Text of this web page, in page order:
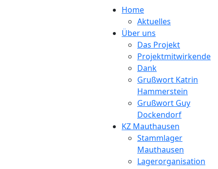
Home
Aktuelles
Über uns
Das Projekt
Projektmitwirkende
Dank
Grußwort Katrin
Hammerstein
Grußwort Guy
Dockendorf
KZ Mauthausen
Stammlager
Mauthausen
Lagerorganisation